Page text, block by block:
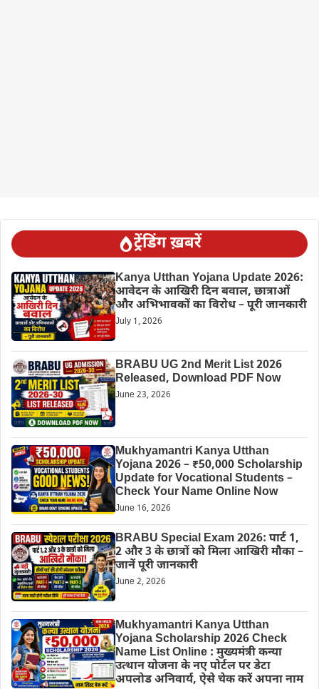
ट्रेंडिंग ख़बरें
Kanya Utthan Yojana Update 2026:
आवेदन के आखिरी दिन बवाल, छात्राओं
और अभिभावकों का विरोध – पूरी जानकारी
July 1, 2026
BRABU UG 2nd Merit List 2026
Released, Download PDF Now
June 23, 2026
Mukhyamantri Kanya Utthan
Yojana 2026 – ₹50,000 Scholarship
Update for Vocational Students –
Check Your Name Online Now
June 16, 2026
BRABU Special Exam 2026: पार्ट 1,
2 और 3 के छात्रों को मिला आखिरी मौका –
जानें पूरी जानकारी
June 2, 2026
Mukhyamantri Kanya Utthan
Yojana Scholarship 2026 Check
Name List Online : मुख्यमंत्री कन्या
उत्थान योजना के नए पोर्टल पर डेटा
अपलोड अनिवार्य, ऐसे चेक करें अपना नाम